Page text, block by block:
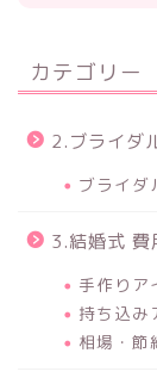
カテゴリー
2.ブライダ
ブライダ
3.結婚式 費
手作りア
持ち込み
相場・節